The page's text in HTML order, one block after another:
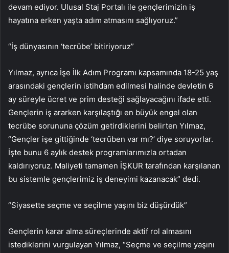
devam ediyor. Ulusal Staj Portalı ile gençlerimizin iş
hayatına erken yaşta adım atmasını sağlıyoruz.”
“İş dünyasının ‘tecrübe’ bitiriyoruz”
Yılmaz, ayrıca İşe İlk Adım Programı kapsamında 18-25 yaş
arasındaki gençlerin istihdam edilmesi halinde devletin 6
ay süreyle ücret ve prim desteği sağlayacağını ifade etti.
Gençlerin iş ararken karşılaştığı en büyük engel olan
tecrübe sorununa çözüm getirdiklerini belirten Yılmaz,
“Gençler işe gittiğinde ‘tecrüben var mı?’ diye soruyorlar.
İşte bunu 6 aylık destek programlarımızla ortadan
kaldırıyoruz. Maliyeti tamamen İŞKUR tarafından karşılanan
bu sistemle gençlerimiz iş deneyimi kazanacak” dedi.
“Siyasette seçme ve seçilme yaşını biz düşürdük”
Gençlerin karar alma süreçlerinde aktif rol almasını
istediklerini vurgulayan Yılmaz, “Seçme ve seçilme yaşını